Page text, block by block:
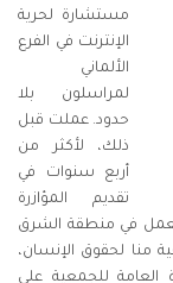
مستشارة لحرية
الإنترنت في الفرع
الألماني
لمراسلون بلا
حدود. عملت قبل
ذلك، لأكثر من
أربع سنوات في
تقديم المؤازرة
في منطقة الشرق
لحقوق الإنسان،
العامة للجمعية على